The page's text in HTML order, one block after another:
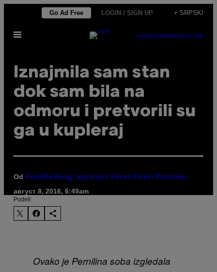
садржај
Go Ad Free LOGIN / SIGN UP + SRPSKI
Otvori
SUBSCRIBENEWSLETTER
​Iznajmila sam stan
dok sam bila na
odmoru i pretvorili su
ga u kupleraj
Od Pernille Bang, ispričano Søren Peter Knudsen
август 8, 2016, 6:49am
Podeli:
Ovako je Pernilina soba izgledala